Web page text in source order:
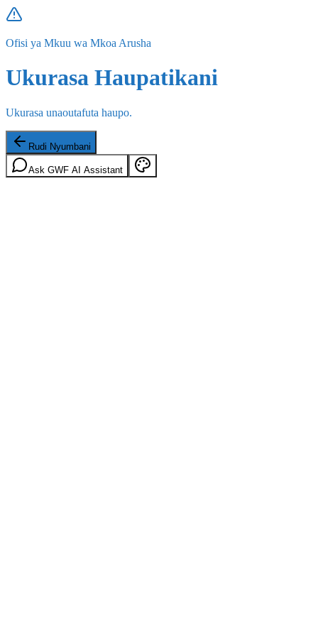
Ofisi ya Mkuu wa Mkoa Arusha
Ukurasa Haupatikani
Ukurasa unaoutafuta haupo.
Rudi Nyumbani
Ask GWF AI Assistant